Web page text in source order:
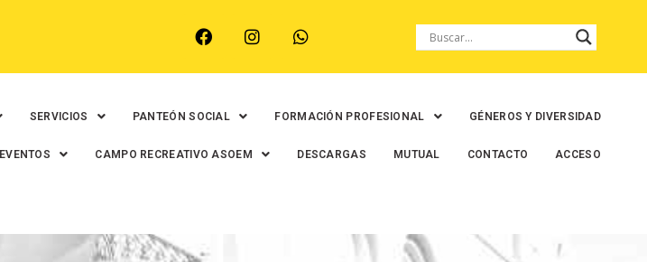
SERVICIOS PANTEÓN SOCIAL FORMACIÓN PROFESIONAL GÉNEROS Y DIVERSIDAD
EVENTOS CAMPO RECREATIVO ASOEM DESCARGAS MUTUAL CONTACTO ACCESO